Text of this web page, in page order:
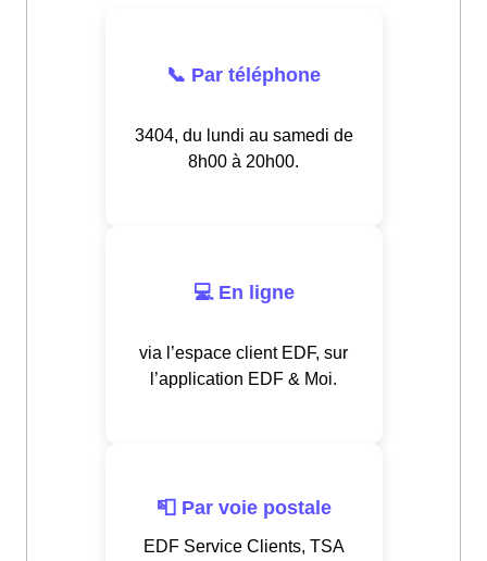
📞 Par téléphone
3404, du lundi au samedi de
8h00 à 20h00.
💻 En ligne
via l’espace client EDF, sur
l’application EDF & Moi.
📮 Par voie postale
EDF Service Clients, TSA